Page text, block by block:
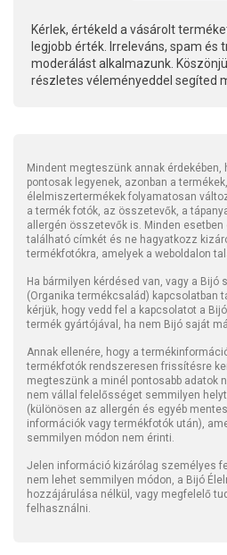
Kérlek, értékeld a vásárolt
legjobb érték. Irreleváns, spam és
moderálást alkalmazunk.
részletes véleményeddel segíted
Mindent megteszünk annak
pontosak legyenek, azonban a
élelmiszertermékek folyamatosan
a termék fotók, az összetevők, a
allergén összetevők is. Minden esetben
található címkét és ne hagyatkozz
termékfotókra, amelyek a weboldalon
Ha bármilyen kérdésed van, vagy a Bijó
(Organika termékcsalád) kapcsolatban
kérjük, hogy vedd fel a kapcsolatot a
termék gyártójával, ha nem Bijó saját
Annak ellenére, hogy a
termékfotók rendszeresen frissítésre
megteszünk a minél pontosabb adatok
nem vállal felelősséget semmilyen
(különösen az allergén és egyéb
információk vagy termékfotók után),
semmilyen módon nem érinti.
Jelen információ kizárólag személyes
nem lehet semmilyen módon, a Bijó
hozzájárulása nélkül, vagy megfelelő
felhasználni.